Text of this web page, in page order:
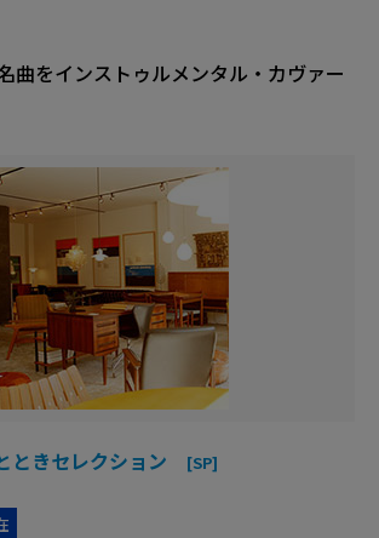
曲をインストゥルメンタル・カヴァー
きセレクション [SP]